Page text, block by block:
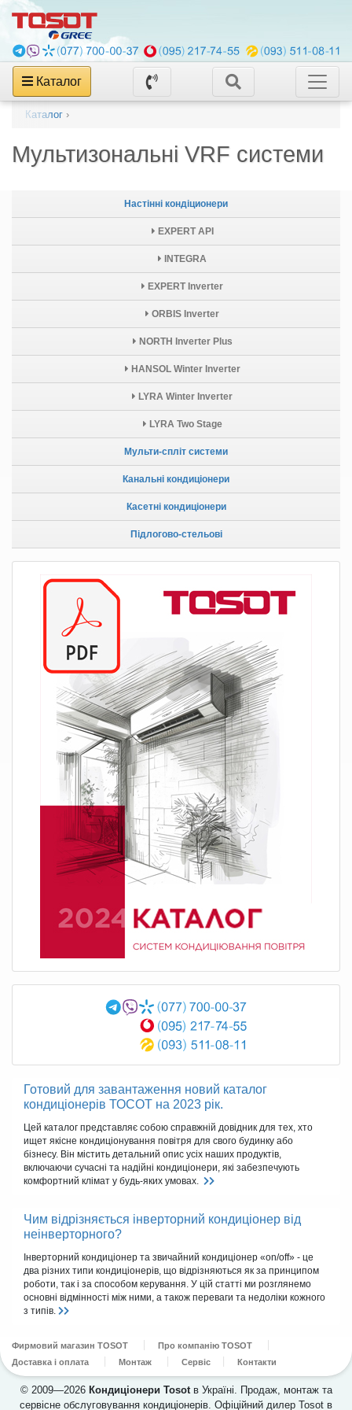
Каталог
Настінні кондіционери
EXPERT API
INTEGRA
EXPERT Inverter
ORBIS Inverter
NORTH Inverter Plus
HANSOL Winter Inverter
LYRA Winter Inverter
LYRA Two Stage
Мульти-спліт системи
Канальні кондиціонери
Касетні кондиціонери
Підлогово-стельові
Готовий для завантаження новий каталог
кондиціонерів ТОСОТ на 2023 рік.
Цей каталог представляє собою справжній довідник для тех, хто
ищет якісне кондиціонування повітря для свого будинку або
бізнесу. Він містить детальний опис усіх наших продуктів,
включаючи сучасні та надійні кондиціонери, які забезпечують
комфортний клімат у будь-яких умовах.
Чим відрізняється інверторний кондиціонер від
неінверторного?
Інверторний кондиціонер та звичайний кондиціонер «on/off» - це
два різних типи кондиціонерів, що відрізняються як за принципом
роботи, так і за способом керування. У цій статті ми розглянемо
основні відмінності між ними, а також переваги та недоліки кожного
з типів.
Каталог ›
Мультизональні VRF системи
Фирмовий магазин TOSOT
Про компанію TOSOT
Доставка і оплата
Монтаж Сервіс Контакти
© 2009—2026 Кондиціонери Tosotв Україні. Продаж, монтаж та
сервісне обслуговування кондиціонерів. Офіційний дилер Tosot в